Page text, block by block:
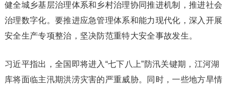
健全城乡基层治理体系和乡村治理协同推进机制，推进社会
治理数字化。要推进应急管理体系和能力现代化，深入开展
安全生产专项整治，坚决防范重特大安全事故发生。
习近平指出，全国即将进入“七下八上”防汛关键期，江河湖
库将面临主汛期洪涝灾害的严重威胁。同时，一些地方旱情